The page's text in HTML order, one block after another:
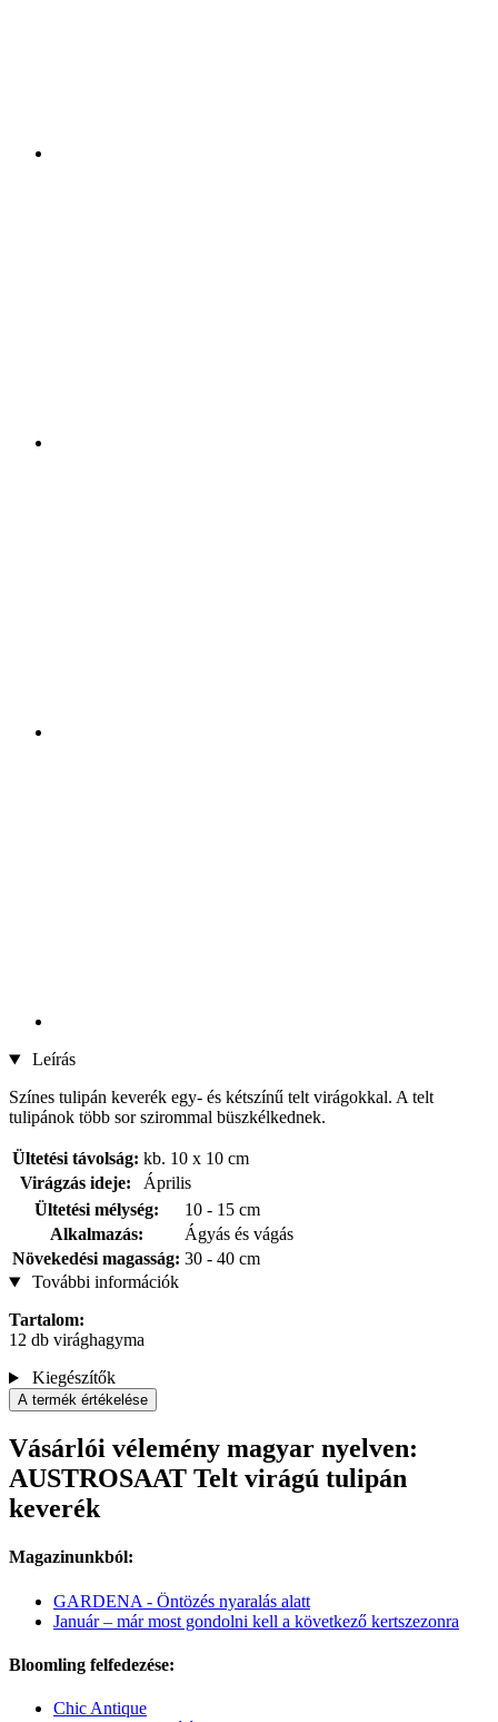
Leírás
Színes tulipán keverék egy- és kétszínű telt virágokkal. A telt
tulipánok több sor szirommal büszkélkednek.
Ültetési távolság: kb. 10 x 10 cm
Virágzás ideje:
Április
Ültetési mélység:
10 - 15 cm
Alkalmazás:
Ágyás és vágás
Növekedési magasság: 30 - 40 cm
További információk
Tartalom:
12 db virághagyma
Kiegészítők
A termék értékelése
Vásárlói vélemény magyar nyelven:
AUSTROSAAT Telt virágú tulipán
keverék
Magazinunkból:
GARDENA - Öntözés nyaralás alatt
Január – már most gondolni kell a következő kertszezonra
Bloomling felfedezése:
Chic Antique